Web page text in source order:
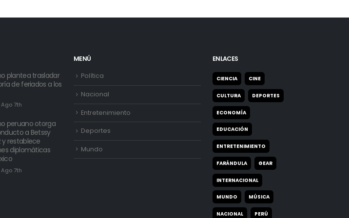
plantea trasladar
de feriados a los
Ago 7th
peruano otorga
a Betssy
y restablece
diplomáticas
Ago 7th
MENÚ
Política
Nacional
Entretenimiento
Deportes
Mundo
ENLACES
CIENCIA CINE
CULTURA DEPORTES
ECONOMÍA
EDUCACIÓN
ENTRETENIMIENTO
FARÁNDULA GEAR
INTERNACIONAL
MUNDO MÚSICA
NACIONAL PERÚ